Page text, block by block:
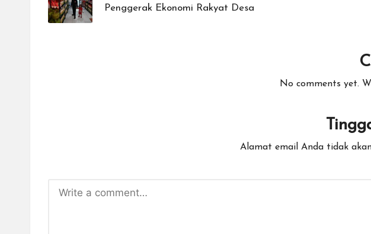
Penggerak Ekonomi Rakyat Desa
No comments yet.
Alamat email Anda tidak